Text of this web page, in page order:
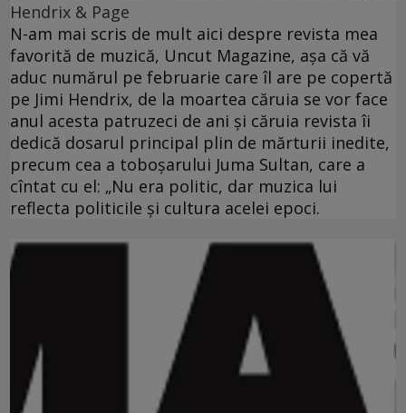
Hendrix & Page
N-am mai scris de mult aici despre revista mea
favorită de muzică, Uncut Magazine, aşa că vă
aduc numărul pe februarie care îl are pe copertă
pe Jimi Hendrix, de la moartea căruia se vor face
anul acesta patruzeci de ani şi căruia revista îi
dedică dosarul principal plin de mărturii inedite,
precum cea a toboşarului Juma Sultan, care a
cîntat cu el: „Nu era politic, dar muzica lui
reflecta politicile şi cultura acelei epoci.